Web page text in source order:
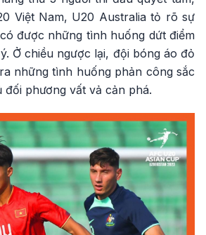
Việt Nam, U20 Australia tỏ rõ sự
được những tình huống dứt điểm
Ở chiều ngược lại, đội bóng áo đỏ
những tình huống phản công sắc
đối phương vất vả cản phá.